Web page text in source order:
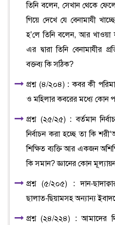
তিনি বলেন, সেখান থেকে
গিয়ে দেখে যে বেনামাযী
হ’লে তিনি বলেন, আর
এর দ্বারা তিনি বেনামাযীর
বক্তব্য কি সঠিক?
প্রশ্ন (৪/২০৪) : কবর কী
ও মহিলার কবরের মধ্যে কোন
প্রশ্ন (২৫/২৫) : বর্তমান
নির্বাচন করা হচ্ছে তা কি
শিক্ষিত ব্যক্তি আর একজন
কি সমান? জ্ঞানের কোন
প্রশ্ন (৫/২০৫) : দান-
ছালাত-ছিয়ামসহ অন্যান্য
প্রশ্ন (২৪/২২৪) : আমাদের